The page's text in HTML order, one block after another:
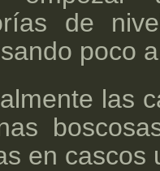
de
poco
las
en cascos